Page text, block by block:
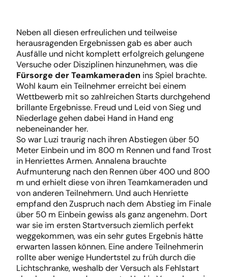
Neben all diesen erfreulichen und teilweise
herausragenden Ergebnissen gab es aber auch
Ausfälle und nicht komplett erfolgreich gelungene
Versuche oder Disziplinen hinzunehmen, was die
Fürsorge der Teamkameraden ins Spiel brachte.
Wohl kaum ein Teilnehmer erreicht bei einem
Wettbewerb mit so zahlreichen Starts durchgehend
brillante Ergebnisse. Freud und Leid von Sieg und
Niederlage gehen dabei Hand in Hand eng
nebeneinander her.
So war Luzi traurig nach ihren Abstiegen über 50
Meter Einbein und im 800 m Rennen und fand Trost
in Henriettes Armen. Annalena brauchte
Aufmunterung nach den Rennen über 400 und 800
m und erhielt diese von ihren Teamkameraden und
von anderen Teilnehmern. Und auch Henriette
empfand den Zuspruch nach dem Abstieg im Finale
über 50 m Einbein gewiss als ganz angenehm. Dort
war sie im ersten Startversuch ziemlich perfekt
weggekommen, was ein sehr gutes Ergebnis hätte
erwarten lassen können. Eine andere Teilnehmerin
rollte aber wenige Hundertstel zu früh durch die
Lichtschranke, weshalb der Versuch als Fehlstart